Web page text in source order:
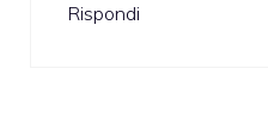
Rispondi